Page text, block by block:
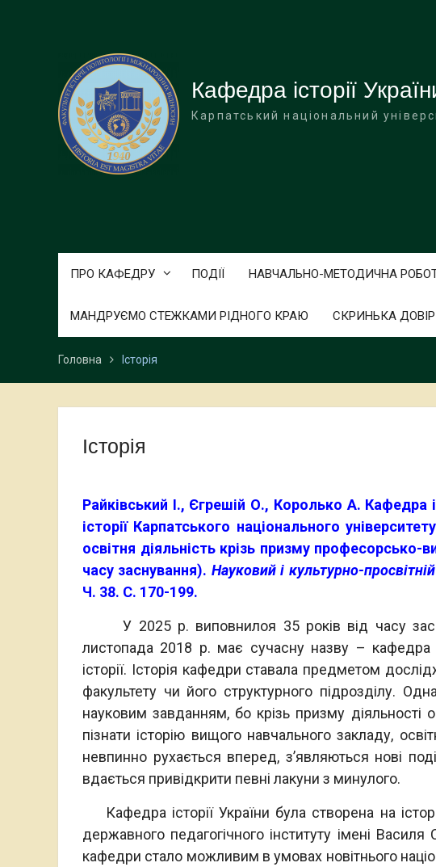
Кафедра історії
Карпатський національний
ПРО КАФЕДРУ ПОДІЇ НАВЧАЛЬНО-МЕТОДИЧНА
МАНДРУЄМО СТЕЖКАМИ РІДНОГО КРАЮ СКРИНЬКА
Головна Історія
Історія
Райківський І., Єгрешій О., Королько А. Кафедра
історії Карпатського національного
освітня діяльність крізь призму
часу заснування). Науковий і культурно-
Ч. 38. С. 170-199.
У 2025 р. виповнилоя 35 років від часу
листопада 2018 р. має сучасну назву – кафедра
історії. Історія кафедри ставала предметом
факультету чи його структурного підрозділу.
науковим завданням, бо крізь призму діяльності
пізнати історію вищого навчального закладу,
невпинно рухається вперед, з’являються нові
вдається привідкрити певні лакуни з минулого.
Кафедра історії України була створена на
державного педагогічного інституту імені
кафедри стало можливим в умовах новітнього